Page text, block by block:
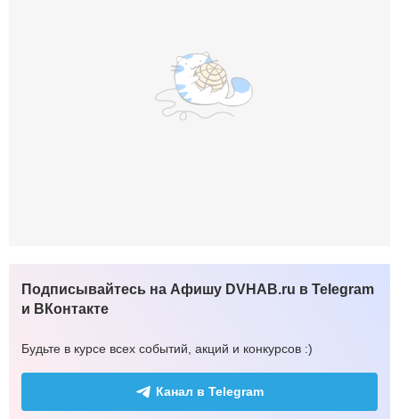
Подписывайтесь на Афишу DVHAB.ru в Telegram
и ВКонтакте
Будьте в курсе всех событий, акций и конкурсов :)
Канал в Telegram